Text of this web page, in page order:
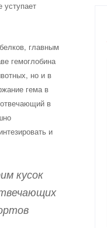
главным
гемоглобина
но и в
гема в
в
и
кусок